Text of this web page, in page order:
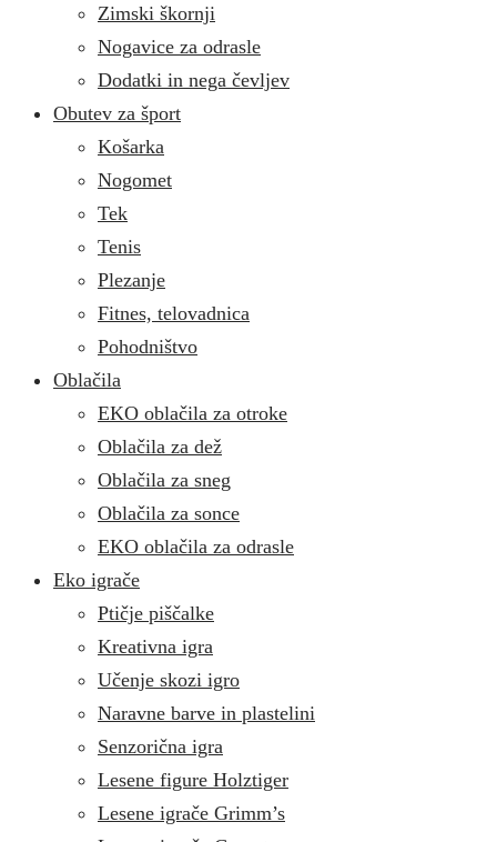
Zimski škornji
Nogavice za odrasle
Dodatki in nega čevljev
Obutev za šport
Košarka
Nogomet
Tek
Tenis
Plezanje
Fitnes, telovadnica
Pohodništvo
Oblačila
EKO oblačila za otroke
Oblačila za dež
Oblačila za sneg
Oblačila za sonce
EKO oblačila za odrasle
Eko igrače
Ptičje piščalke
Kreativna igra
Učenje skozi igro
Naravne barve in plastelini
Senzorična igra
Lesene figure Holztiger
Lesene igrače Grimm’s